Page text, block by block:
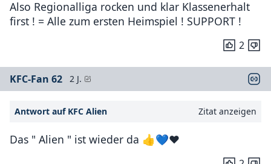
Also Regionalliga rocken und klar Klassenerhalt
first ! = Alle zum ersten Heimspiel ! SUPPORT !
2
KFC-Fan 62 2 J.
Antwort auf KFC Alien Zitat anzeigen
Das " Alien " ist wieder da 👍💙❤️